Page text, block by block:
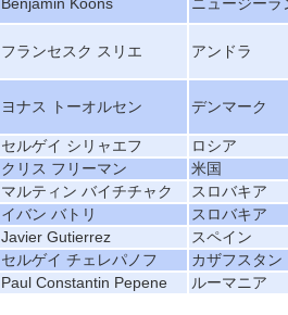
フランセスク スリエ アンドラ
ヨナス トーオルセン デンマーク
セルゲイ シリャエフ
ロシア
クリス フリーマン
米国
マルティン バイチチャク
スロバキア
イバン バトリ
スロバキア
Javier Gutierrez
スペイン
セルゲイ チェレパノフ
カザフスタン
Paul Constantin Pepene
ルーマニア